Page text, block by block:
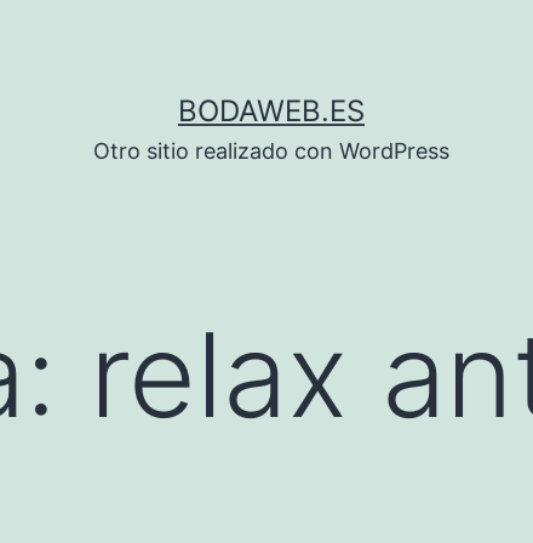
BODAWEB.ES
Otro sitio realizado con WordPress
relax